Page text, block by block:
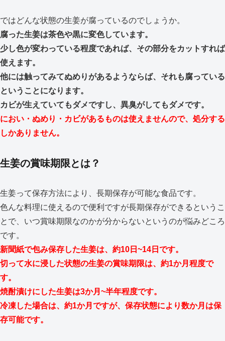
ではどんな状態の生姜が腐っているのでしょうか。
腐った生姜は茶色や黒に変色しています。
少し色が変わっている程度であれば、その部分をカットすれば
使えます。
他には触ってみてぬめりがあるようならば、それも腐っている
ということになります。
カビが生えていてもダメですし、異臭がしてもダメです。
におい・ぬめり・カビがあるものは使えませんので、処分する
しかありません。
生姜の賞味期限とは？
生姜って保存方法により、長期保存が可能な食品です。
色んな料理に使えるので便利ですが長期保存ができるというこ
とで、いつ賞味期限なのかが分からないというのが悩みどころ
です。
新聞紙で包み保存した生姜は、約10日~14日です。
切って水に浸した状態の生姜の賞味期限は、約1か月程度で
す。
焼酎漬けにした生姜は3か月~半年程度です。
冷凍した場合は、約1か月ですが、保存状態により数か月は保
存可能です。